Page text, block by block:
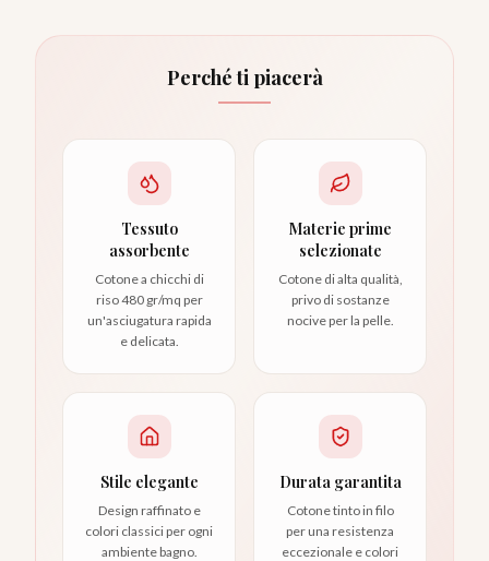
Perché ti piacerà
Tessuto
assorbente
Cotone a chicchi di
riso 480 gr/mq per
un'asciugatura rapida
e delicata.
Materie prime
selezionate
Cotone di alta qualità,
privo di sostanze
nocive per la pelle.
Stile elegante
Design raffinato e
colori classici per ogni
ambiente bagno.
Durata garantita
Cotone tinto in filo
per una resistenza
eccezionale e colori